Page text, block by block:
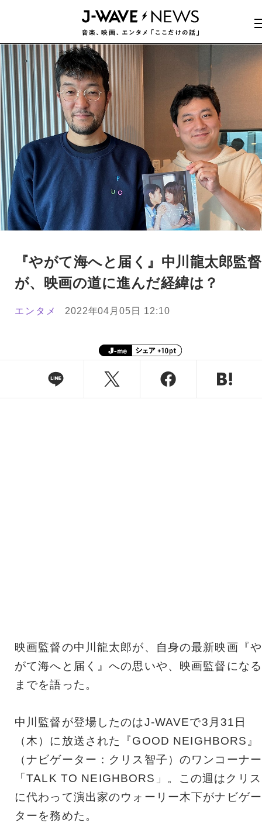
『やがて海へと届く』中川龍太郎監督
が、映画の道に進んだ経緯は？
エンタメ 2022年04月05日 12:10
映画監督の中川龍太郎が、自身の最新映画『や
がて海へと届く』への思いや、映画監督になる
までを語った。
中川監督が登場したのはJ-WAVEで3月31日
（木）に放送された『GOOD NEIGHBORS』
（ナビゲーター：クリス智子）のワンコーナー
「TALK TO NEIGHBORS」。この週はクリス
に代わって演出家のウォーリー木下がナビゲー
ターを務めた。